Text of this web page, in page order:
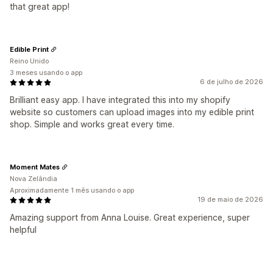
that great app!
6 de julho de 2026
Brilliant easy app. I have integrated this into my shopify
website so customers can upload images into my edible print
shop. Simple and works great every time.
Edible Print
Reino Unido
3 meses usando o app
19 de maio de 2026
Amazing support from Anna Louise. Great experience, super
helpful
Moment Mates
Nova Zelândia
Aproximadamente 1 mês usando o app